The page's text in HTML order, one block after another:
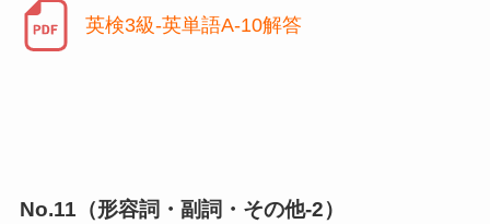
英検3級-英単語A-10解答
No.11（形容詞・副詞・その他-2）